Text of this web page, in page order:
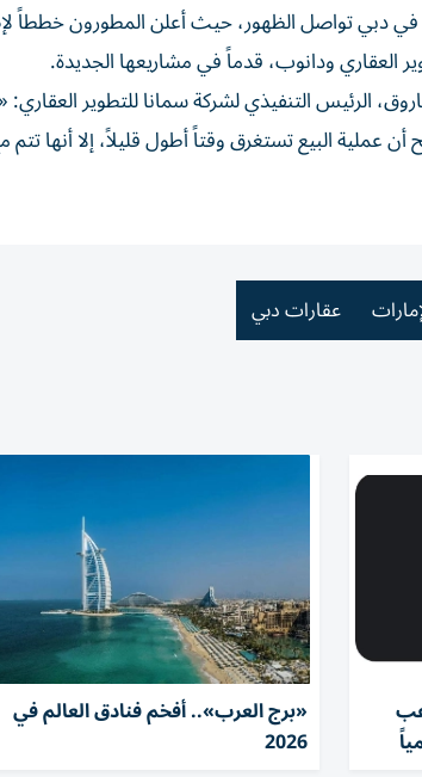
في دبي تواصل الظهور، حيث أعلن المطورون
العقاري ودانوب، قدماً في مشاريعها الجديدة.
الرئيس التنفيذي لشركة سمانا للتطوير
عملية البيع تستغرق وقتاً أطول قليلاً، إلا
عقارات دبي
«برج العرب».. أفخم فنادق العالم في
2026